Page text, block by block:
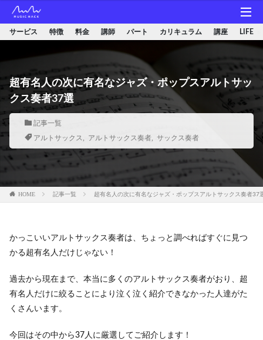
サービス 特徴 料金 講師 パート カリキュラム 講座 LIFE
超有名人の次に有名なジャズ・ポップスアルトサッ
クス奏者37選
記事一覧
アルトサックス アルトサックス奏者, サックス奏者
HOME 記事一覧 超有名人の次に有名なジャズ・ポップスアルトサックス奏者37
かっこいいアルトサックス奏者は、ちょっと調べればすぐに見つ
かる超有名人だけじゃない！
過去から現在まで、本当に多くのアルトサックス奏者がおり、超
有名人だけに絞ることにより泣く泣く紹介できなかった人達がた
くさんいます。
今回はその中から37人に厳選してご紹介します！